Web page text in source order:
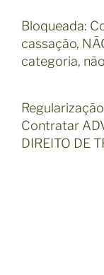
Bloqueada:
cassação,
categoria,
Contratar
DIREITO DE